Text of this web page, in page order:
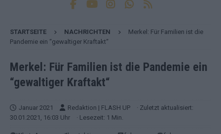
STARTSEITE NACHRICHTEN
Merkel: Für Familien ist die
Pandemie ein “gewaltiger Kraftakt“
Merkel: Für Familien ist die Pandemie ein
“gewaltiger Kraftakt“
Januar 2021 Redaktion | FLASH UP
· Zuletzt aktualisiert:
30.01.2021, 16:03 Uhr
· Lesezeit: 1 Min.